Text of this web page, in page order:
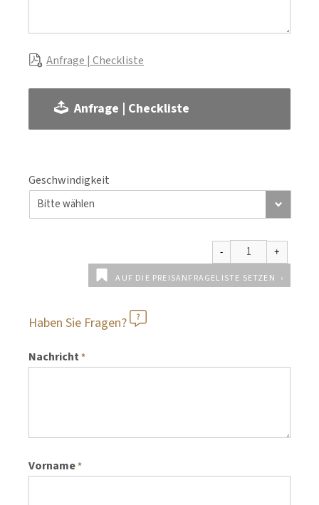
Anfrage | Checkliste
Anfrage | Checkliste
Geschwindigkeit
AUF DIE PREISANFRAGELISTE SETZEN
Haben Sie Fragen?
Nachricht*
Vorname*